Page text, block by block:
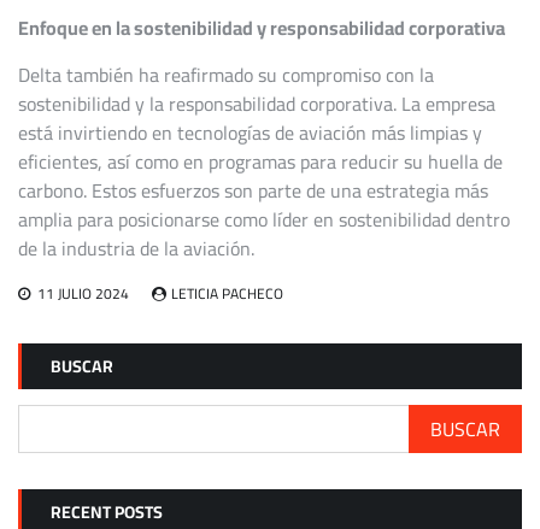
Enfoque en la sostenibilidad y responsabilidad corporativa
Delta también ha reafirmado su compromiso con la
sostenibilidad y la responsabilidad corporativa. La empresa
está invirtiendo en tecnologías de aviación más limpias y
eficientes, así como en programas para reducir su huella de
carbono. Estos esfuerzos son parte de una estrategia más
amplia para posicionarse como líder en sostenibilidad dentro
de la industria de la aviación.
11 JULIO 2024 LETICIA PACHECO
BUSCAR
BUSCAR
RECENT POSTS